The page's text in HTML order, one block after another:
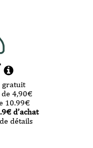
gratuit
4,90€
10.99€
€ d’achat
détails